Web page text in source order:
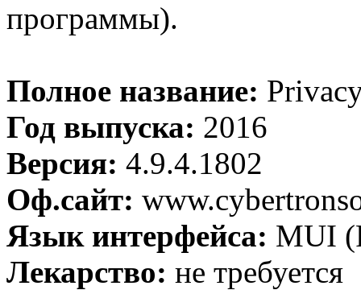
программы).
Полное название:
Год выпуска: 2016
Версия: 4.9.4.1802
Оф.сайт:
Язык интерфейса: MUI
Лекарство: не требуется